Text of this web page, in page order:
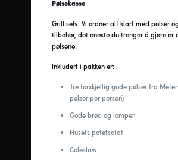
Pølsekasse
Grill selv! Vi ordner alt klart med pølser
tilbehør, det eneste du trenger å gjøre er
pølsene.
Inkludert i pakken er:
Tre forskjellig gode pølser fra
pølser per person)
Gode brød og lomper
Husets potetsalat
Coleslaw